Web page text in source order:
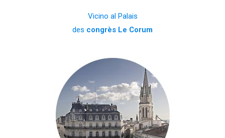
Vicino al Palais
des congrès Le Corum